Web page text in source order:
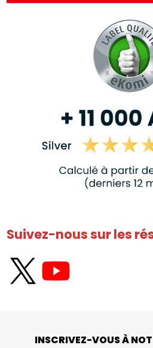
Suivez-nous sur les
INSCRIVEZ-VOUS À